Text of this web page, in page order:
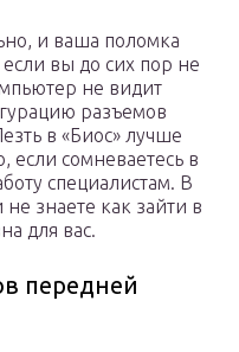
и ваша поломка
если вы до сих пор не
не видит
разъемов
в «Биос» лучше
если сомневаетесь в
специалистам. В
знаете как зайти в
для вас.
передней